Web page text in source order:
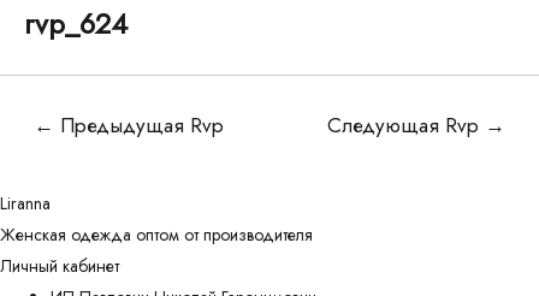
rvp_624
Навигация
← Предыдущая Rvp Следующая Rvp →
Liranna
Женская одежда оптом от производителя
Личный кабинет